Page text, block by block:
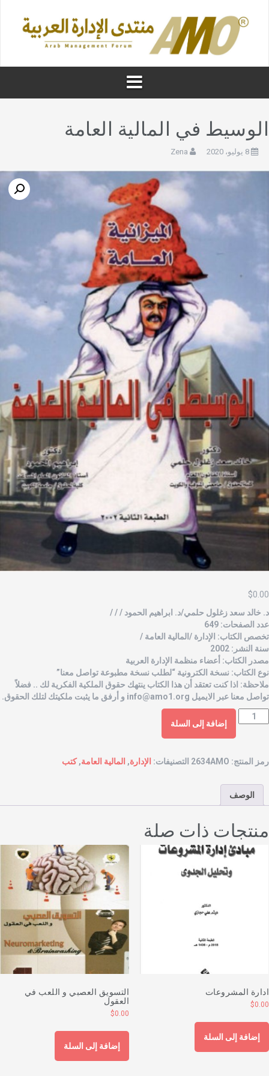
في المالية العامة
8 يوليو، 2020 Zena
$
خالد سعد زغلول حلمي/د. ابراهيم الحمود / / /
الصفحات: 649
الكتاب: الإدارة /المالية العامة /
النشر: 2002
الكتاب: أعضاء منظمة الإدارة العربية
الكتاب: نسخة الكترونية “لطلب نسخة مطبوعة تواصل معنا”
اذا كنت تعتقد أن هذا الكتاب ينتهك حقوق الملكية الفكرية لك .. فضلاً
معنا عبر الايميل info@amo1.orgو أرفق ما يثبت ملكيتك لتلك الحقوق.
إضافة إلى السلة
المنتج: 2634AMO التصنيفات: الإدارة, المالية العامة,كتب
الوصف
ذات صلة
المشروعات
$
إضافة إلى السلة
التسويق العصبي و اللعب في
العقول
$0.00
إضافة إلى السلة